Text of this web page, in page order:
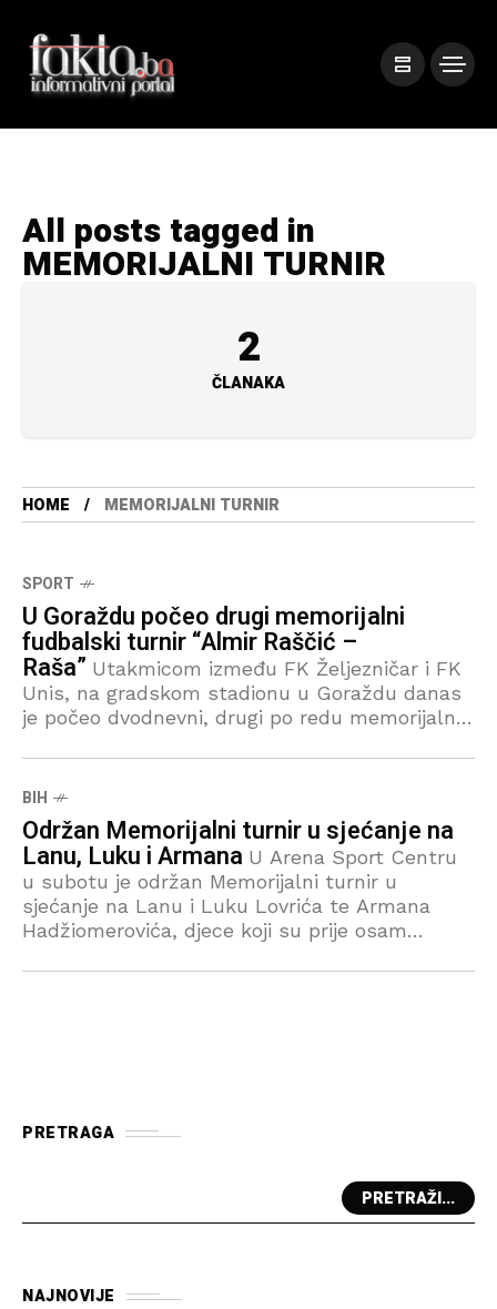
All posts tagged in
MEMORIJALNI TURNIR
2
ČLANAKA
HOME MEMORIJALNI TURNIR
SPORT
U Goraždu počeo drugi memorijalni
fudbalski turnir “Almir Raščić –
Raša” Utakmicom između FK Željezničar i FK
Unis, na gradskom stadionu u Goraždu danas
je počeo dvodnevni, drugi po redu memorijalni
sjećanja na
BIH
Održan Memorijalni turnir u sjećanje na
Lanu, Luku i Armana U Arena Sport Centru
u subotu je održan Memorijalni turnir u
sjećanje na Lanu i Luku Lovrića te Armana
Hadžiomerovića, djece koji su prije osam
PRETRAGA
PRETRAŽI...
NAJNOVIJE